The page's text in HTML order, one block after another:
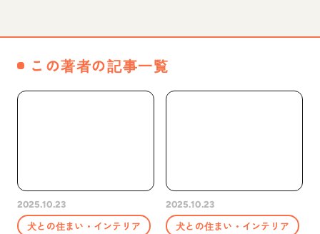
この著者の記事一覧
2025.10.23
犬との住まい・インテリア
2025.10.23
犬との住まい・インテリア